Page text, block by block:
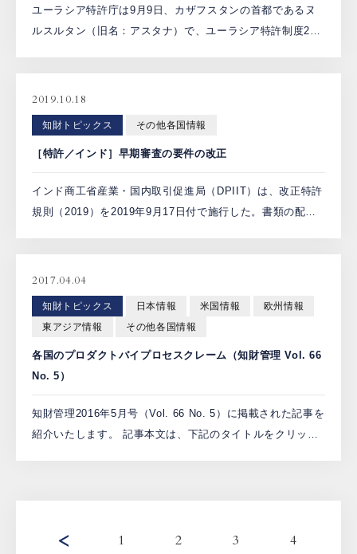
ユーラシア特許庁は9月9日、カザフスタンの首都であるヌ
ルスルタン（旧名：アスタナ）で、ユーラシア特許制度25
ための議 […]
2019.10.18
知財トピックス その他各国情報
［特許／インド］早期審査の要件の改正
インド商工省産業・国内取引促進局（DPIIT）は、改正特許
規則（2019）を2019年9月17日付で施行した。書類の配達/
2017.04.04
知財トピックス 日本情報 米国情報
欧州情報
東アジア情報
その他各国情報
各国のプロダクトバイプロセスクレーム（知財管理 Vol. 66
No. 5）
知財管理2016年5月号（Vol. 66 No. 5）に掲載された記事を
紹介いたします。 記事本文は、下記のタイトルをクリック
1 2 3 4